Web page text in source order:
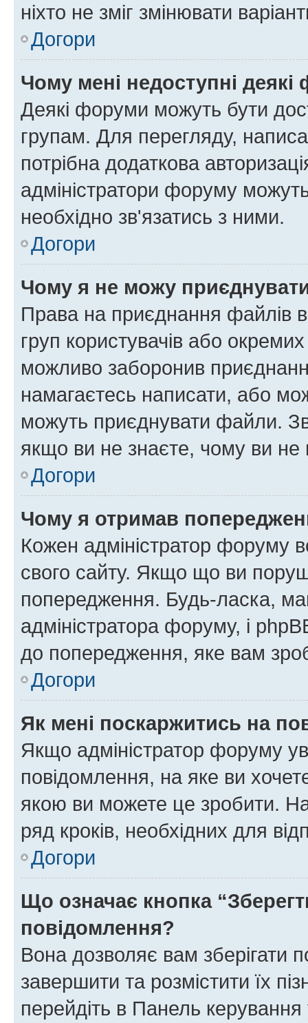
ніхто не зміг змінювати
Догори
Чому мені недоступні
Деякі форуми можуть бути
групам. Для перегляду,
потрібна додаткова
адміністратори форуму
необхідно зв'язатись з ними.
Догори
Чому я не можу
Права на приєднання файлів
груп користувачів або
можливо заборонив
намагаєтесь написати, або
можуть приєднувати файли.
якщо ви не знаєте, чому ви
Догори
Чому я отримав
Кожен адміністратор форуму
свого сайту. Якщо що ви
попередження. Будь-ласка,
адміністратора форуму, і
до попередження, яке вам
Догори
Як мені поскаржитись на
Якщо адміністратор форуму
повідомлення, на яке ви
якою ви можете це зробити.
ряд кроків, необхідних для
Догори
Що означає кнопка
повідомлення?
Вона дозволяє вам зберігати
завершити та розмістити їх
перейдіть в Панель керування